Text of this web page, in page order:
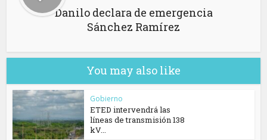
Danilo declara de emergencia
Sánchez Ramírez
You may also like
Gobierno
ETED intervendrá las
líneas de transmisión 138
kV...